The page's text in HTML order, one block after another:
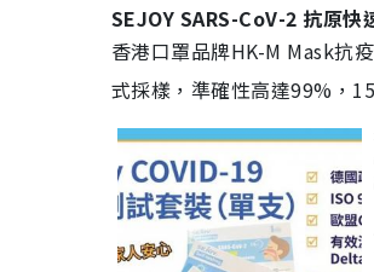
SEJOY SARS-CoV-2 抗原快
香港口罩品牌HK-M Mask抗
式採樣，準確性高達99%，